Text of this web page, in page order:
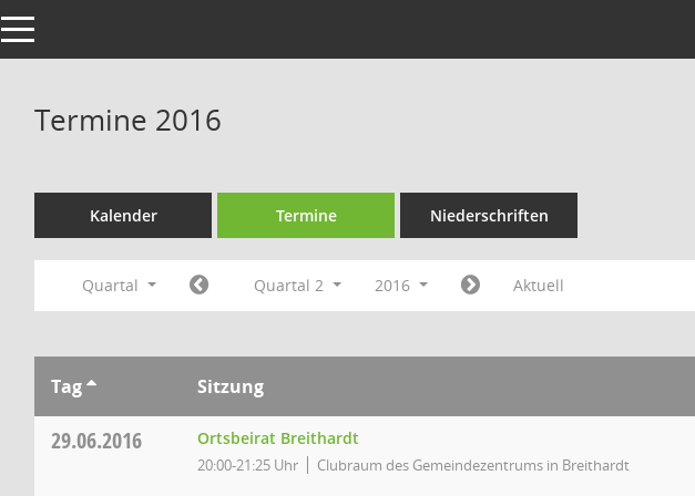
Toggle navigation
Termine 2016
Kalender Termine Niederschriften
Quartal Quartal 2 2016 Aktuell
Tag Sitzung
29.06.2016 Ortsbeirat Breithardt
20:00-21:25 Uhr Clubraum des Gemeindezentrums in Breithardt